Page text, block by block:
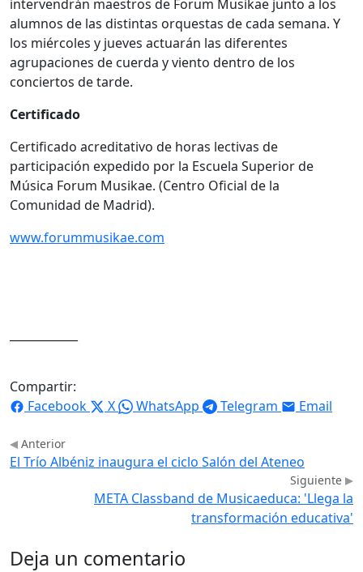
intervendrán maestros de Forum Musikae junto a los
alumnos de las distintas orquestas de cada semana. Y
los miércoles y jueves actuarán las diferentes
agrupaciones de cuerda y viento dentro de los
conciertos de tarde.
Certificado
Certificado acreditativo de horas lectivas de
participación expedido por la Escuela Superior de
Música Forum Musikae. (Centro Oficial de la
Comunidad de Madrid).
www.forummusikae.com
Compartir:
Facebook
X WhatsApp Telegram Email
Anterior
El Trío Albéniz inaugura el ciclo Salón del Ateneo
Siguiente
META Classband de Musicaeduca: 'Llega la
transformación educativa'
Deja un comentario